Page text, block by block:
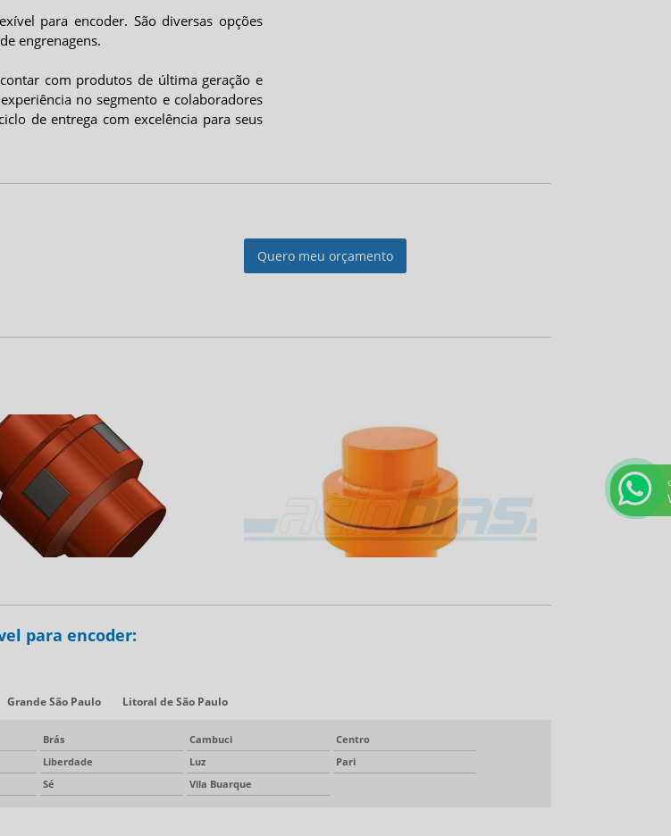
para encoder. São diversas opções
engrenagens.
com produtos de última geração e
no segmento e colaboradores
de entrega com excelência para seus
Quero meu orçamento
para encoder:
Grande São Paulo Litoral de São Paulo
Brás Cambuci
Centro
Liberdade Luz
Pari
Sé Vila Buarque